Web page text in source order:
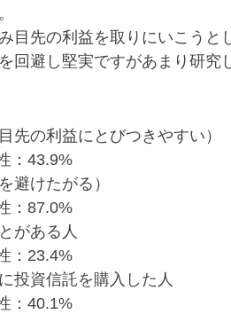
目先の利益を取りにいこうと
回避し堅実ですがあまり研究
先の利益にとびつきやすい）
：43.9%
避けたがる）
：87.0%
がある人
：23.4%
投資信託を購入した人
：40.1%